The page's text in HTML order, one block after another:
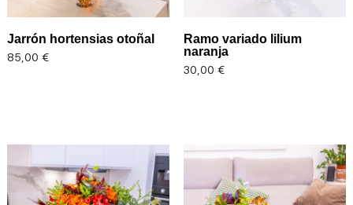
Jarrón hortensias otoñal
Precio
85,00 €
Ramo variado lilium
naranja
Precio
30,00 €